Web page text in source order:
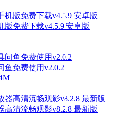
版免费下载v4.5.9 安卓版
鱼免费使用v2.0.2
高清流畅观影v8.2.8 最新版